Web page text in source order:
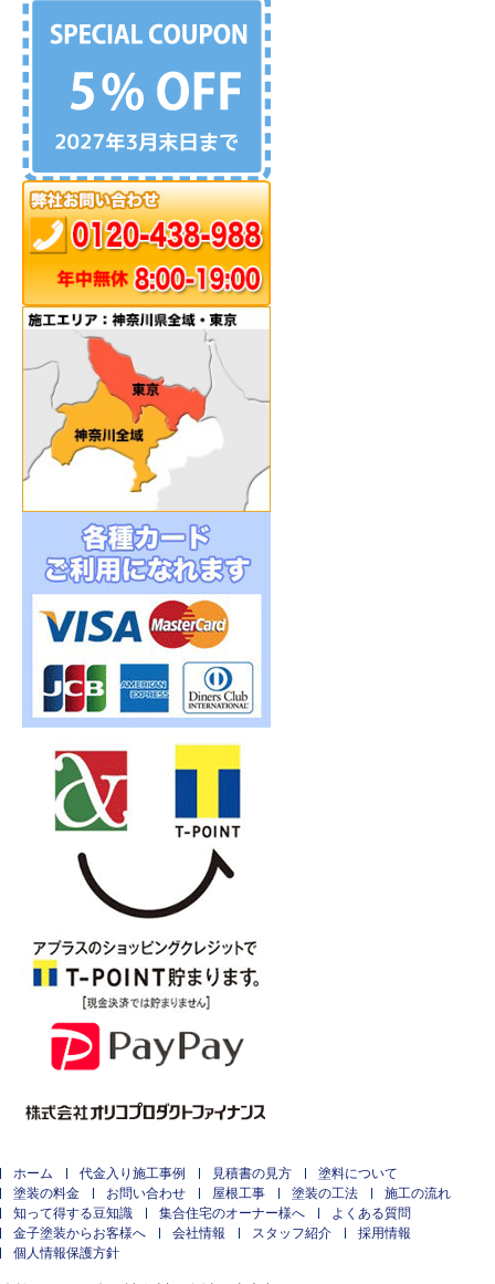
ホーム 代金入り施工事例 見積書の見方
塗料について
塗装の料金
お問い合わせ 屋根工事 塗装の工法
施工の流れ
知って得する豆知識
集合住宅のオーナー様へ
よくある質問
金子塗装からお客様へ
会社情報 スタッフ紹介
採用情報
個人情報保護方針